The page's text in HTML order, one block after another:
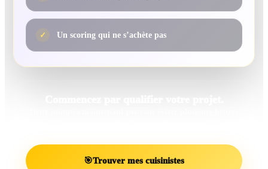
✓ Un scoring qui ne s’achète pas
🎯Trouver mes cuisinistes